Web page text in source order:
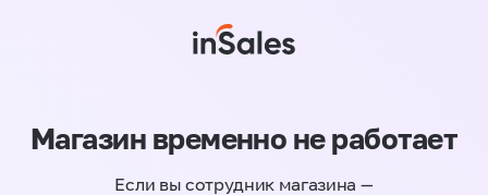
Магазин временно не работает
Если вы сотрудник магазина —